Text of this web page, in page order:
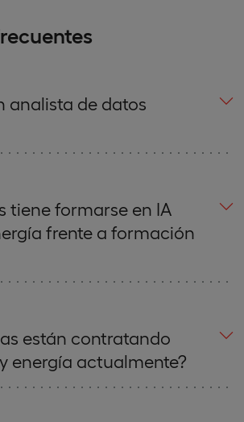
analista de datos
tiene formarse en IA
frente a formación
están contratando
energía actualmente?